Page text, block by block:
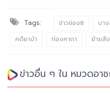
Tags: ข่าวช่อง8 บา
คดียาบ้า
ท่องคาถา ย้ายสิ่
ข่าวอื่น ๆ ใน หมวดอา